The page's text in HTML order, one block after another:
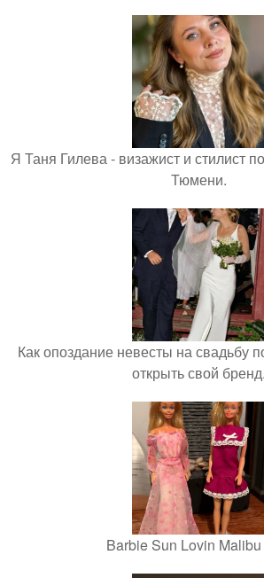
Я Таня Гилева - визажист и стилист
Тюмени.
Как опоздание невесты на свадьбу
открыть свой бренд.
Barbie Sun Lovin Malibu